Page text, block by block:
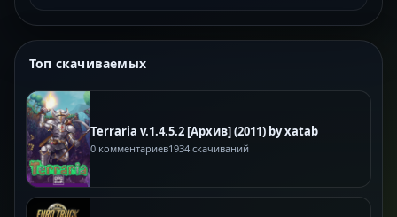
Топ скачиваемых
Terraria v.1.4.5.2 [Архив] (2011) by xatab
0 комментариев1934 скачиваний